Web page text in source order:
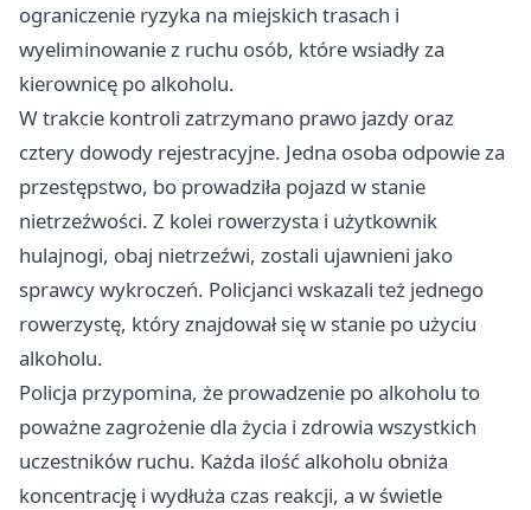
ograniczenie ryzyka na miejskich trasach i
wyeliminowanie z ruchu osób, które wsiadły za
kierownicę po alkoholu.
W trakcie kontroli zatrzymano prawo jazdy oraz
cztery dowody rejestracyjne. Jedna osoba odpowie za
przestępstwo, bo prowadziła pojazd w stanie
nietrzeźwości. Z kolei rowerzysta i użytkownik
hulajnogi, obaj nietrzeźwi, zostali ujawnieni jako
sprawcy wykroczeń. Policjanci wskazali też jednego
rowerzystę, który znajdował się w stanie po użyciu
alkoholu.
Policja przypomina, że prowadzenie po alkoholu to
poważne zagrożenie dla życia i zdrowia wszystkich
uczestników ruchu. Każda ilość alkoholu obniża
koncentrację i wydłuża czas reakcji, a w świetle